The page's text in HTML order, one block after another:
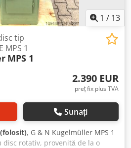
1 / 13
tip
MPS 1
MPS 1
2.390 EUR
preț fix plus TVA
Sunați
, G & N Kugelmüller MPS 1
disc rotativ, provenită de la o